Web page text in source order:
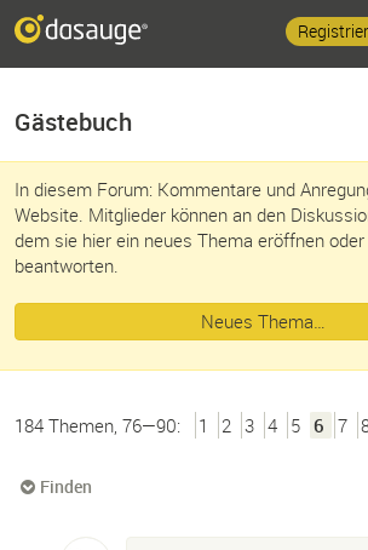
Gästebuch
In diesem Forum: Kommentare und
Website. Mitglieder können an den
dem sie hier ein neues Thema eröffnen
beantworten.
Neues Thema…
184 Themen, 76—90: 1 2 3 4 5 6 7
Finden